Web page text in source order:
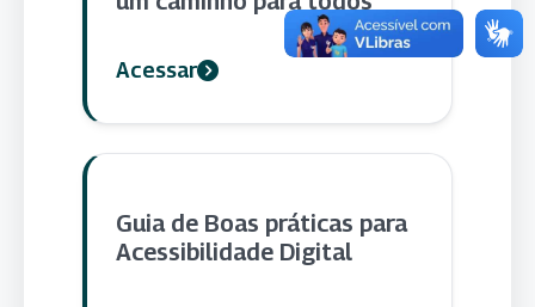
Acessar
Guia de Boas práticas para
Acessibilidade Digital